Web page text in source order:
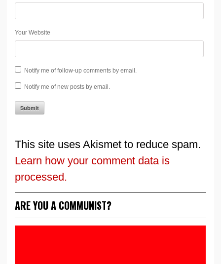
Your Website
Notify me of follow-up comments by email.
Notify me of new posts by email.
This site uses Akismet to reduce spam.
Learn how your comment data is
processed.
ARE YOU A COMMUNIST?